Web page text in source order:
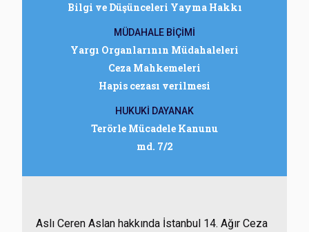
Bilgi ve Düşünceleri Yayma Hakkı
MÜDAHALE BİÇİMİ
Yargı Organlarının Müdahaleleri
Ceza Mahkemeleri
Hapis cezası verilmesi
HUKUKİ DAYANAK
Terörle Mücadele Kanunu
md. 7/2
Aslı Ceren Aslan hakkında İstanbul 14. Ağır Ceza